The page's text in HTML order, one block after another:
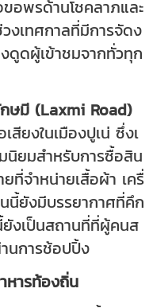
อพรด้านโชคลาภและ
วงเทศกาลที่มีการจัดง
ดูดผู้เข้าชมจากทั่วทุก
ษมี (Laxmi Road)
ยงในเมืองปูเน่ ซึ่งเ
นิยมสำหรับการซื้อสิน
ที่จำหน่ายเสื้อผ้า เครื่
นี้ยังมีบรรยากาศที่คึก
งเป็นสถานที่ที่ผู้คนส
นการช้อปปิ้ง
หารท้องถิ่น